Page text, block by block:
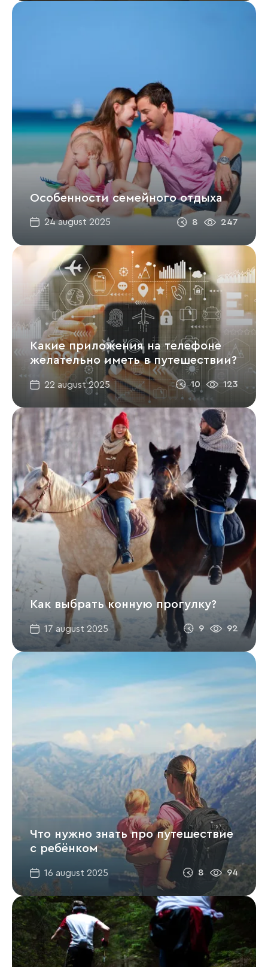
Особенности семейного отдыха
24 august 2025 8 247
Какие приложения на телефоне
желательно иметь в путешествии?
22 august 2025 10 123
Как выбрать конную прогулку?
17 august 2025 9 92
Что нужно знать про путешествие
с ребёнком
16 august 2025 8 94